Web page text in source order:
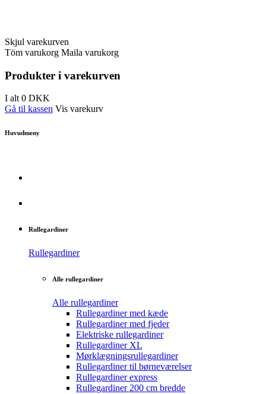
Skjul varekurven
Töm varukorg Maila varukorg
Produkter i varekurven
I alt0 DKK
Gå til kassen Vis varekurv
Huvudmeny
Rullegardiner
Rullegardiner
Alle rullegardiner
Alle rullegardiner
Rullegardiner med kæde
Rullegardiner med fjeder
Elektriske rullegardiner
Rullegardiner XL
Mørklægningsrullegardiner
Rullegardiner til børneværelser
Rullegardiner express
Rullegardiner 200 cm bredde